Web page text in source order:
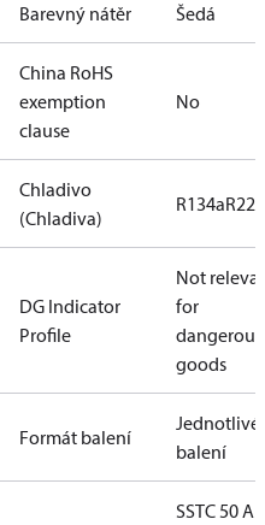
Barevný nátěr Šedá
China RoHS
exemption
clause
No
Chladivo
(Chladiva)
R134aR22
DG Indicator
Profile
Not relevant
for
dangerous
goods
Formát balení
Jednotlivé
balení
SSTC 50 A